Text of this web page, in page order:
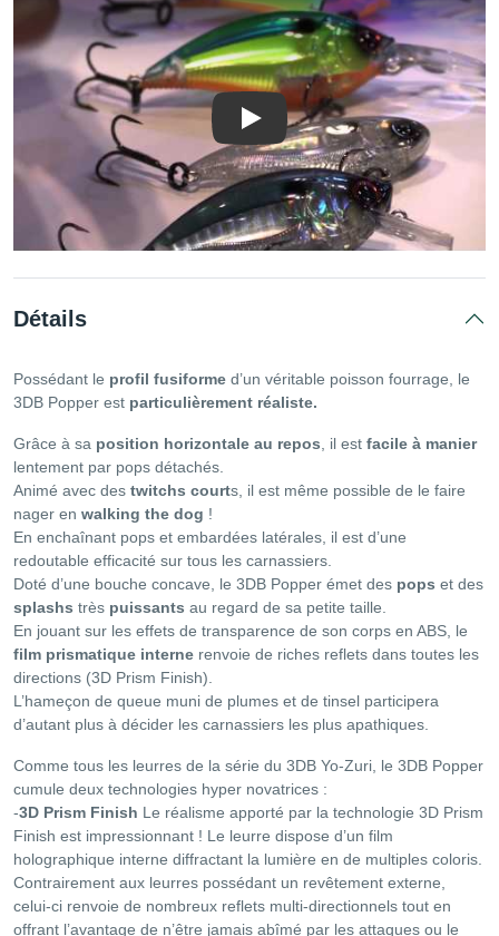
Lire la vidéo
Détails
Possédant le profil fusiforme d’un véritable poisson fourrage, le
3DB Popper est particulièrement réaliste.
Grâce à sa position horizontale au repos , il est facile à manier
lentement par pops détachés.
Animé avec des twitchs courts, il est même possible de le faire
nager en walking the dog !
En enchaînant pops et embardées latérales, il est d’une
redoutable efficacité sur tous les carnassiers.
Doté d’une bouche concave, le 3DB Popper émet des pops et des
splashs très puissants au regard de sa petite taille.
En jouant sur les effets de transparence de son corps en ABS, le
film prismatique interne renvoie de riches reflets dans toutes les
directions (3D Prism Finish).
L’hameçon de queue muni de plumes et de tinsel participera
d’autant plus à décider les carnassiers les plus apathiques.
Comme tous les leurres de la série du 3DB Yo-Zuri, le 3DB Popper
cumule deux technologies hyper novatrices :
-3D Prism Finish Le réalisme apporté par la technologie 3D Prism
Finish est impressionnant ! Le leurre dispose d’un film
holographique interne diffractant la lumière en de multiples coloris.
Contrairement aux leurres possédant un revêtement externe,
celui-ci renvoie de nombreux reflets multi-directionnels tout en
offrant l’avantage de n’être jamais abîmé par les attaques ou le